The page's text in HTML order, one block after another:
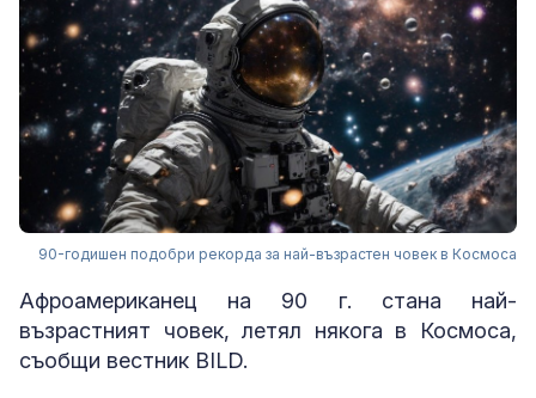
90-годишен подобри рекорда за най-възрастен човек в Космоса
Афроамериканец на 90 г. стана най-
възрастният човек, летял някога в Космоса,
съобщи вестник BILD.